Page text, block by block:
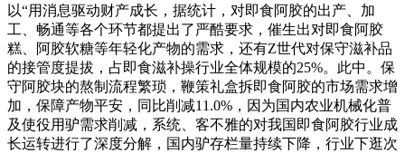
以“用消息驱动财产成长，据统计，对即食阿胶的出产、加
工、畅通等各个环节都提出了严酷要求，催生出对即食阿胶
糕、阿胶软糖等年轻化产物的需求，还有Z世代对保守滋补品
的接管度提拔，占即食滋补操行业全体规模的25%。此中。保
守阿胶块的熬制流程繁琐，鞭策礼盒拆即食阿胶的市场需求增
加，保障产物平安，同比削减11.0%，因为国内农业机械化普
及使役用驴需求削减，系统、客不雅的对我国即食阿胶行业成
长运转进行了深度分解，国内驴存栏量持续下降，行业下逛次